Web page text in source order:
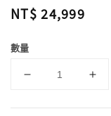
Regular
NT$ 24,999
數量